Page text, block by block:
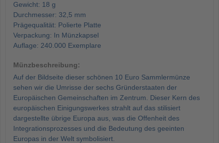
Gewicht: 18 g
Durchmesser: 32,5 mm
Prägequalität: Polierte Platte
Verpackung: In Münzkapsel
Auflage: 240.000 Exemplare
Münzbeschreibung:
Auf der Bildseite dieser schönen 10 Euro Sammlermünze
sehen wir die Umrisse der sechs Gründerstaaten der
Europäischen Gemeinschaften im Zentrum. Dieser Kern des
europäischen Einigungswerkes strahlt auf das stilisiert
dargestellte übrige Europa aus, was die Offenheit des
Integrationsprozesses und die Bedeutung des geeinten
Europas in der Welt symbolisiert.